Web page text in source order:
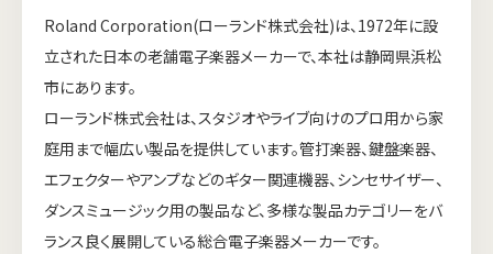
Roland Corporation(ローランド株式会社)は、1972年に設
立された日本の老舗電子楽器メーカーで、本社は静岡県浜松
市にあります。
ローランド株式会社は、スタジオやライブ向けのプロ用から家
庭用まで幅広い製品を提供しています。管打楽器、鍵盤楽器、
エフェクターやアンプなどのギター関連機器、シンセサイザー、
ダンスミュージック用の製品など、多様な製品カテゴリーをバ
ランス良く展開している総合電子楽器メーカーです。